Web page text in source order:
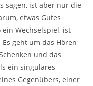
sagen, ist aber nur die
etwas Gutes
ein Wechselspiel, ist
geht um das Hören
und das
ein singuläres
Gegenübers, einer